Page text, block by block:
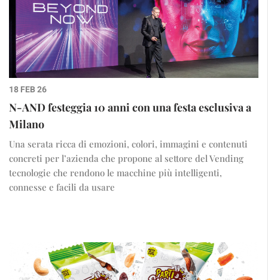
18 FEB 26
N-AND festeggia 10 anni con una festa esclusiva a
Milano
Una serata ricca di emozioni, colori, immagini e contenuti
concreti per l’azienda che propone al settore del Vending
tecnologie che rendono le macchine più intelligenti,
connesse e facili da usare